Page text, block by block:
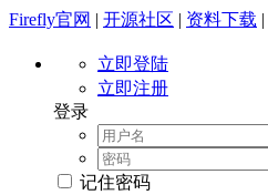
Firefly官网 | 开源社区 | 资料下载 |
立即登陆
立即注册
登录
记住密码